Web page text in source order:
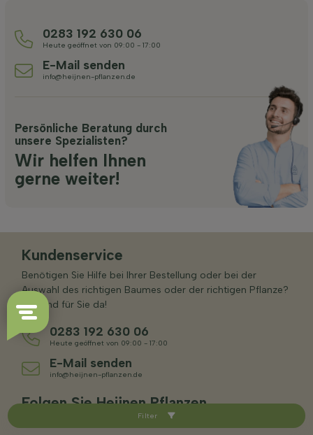
Filter
0283 192 630 06
Heute geöffnet von 09:00 - 17:00
E-Mail senden
info@heijnen-pflanzen.de
Persönliche Beratung durch
unsere Spezialisten?
Wir helfen Ihnen
gerne weiter!
Kundenservice
Benötigen Sie Hilfe bei Ihrer Bestellung oder bei der
Auswahl des richtigen Baumes oder der richtigen Pflanze?
Wir sind für Sie da!
0283 192 630 06
Heute geöffnet von 09:00 - 17:00
E-Mail senden
info@heijnen-pflanzen.de
Folgen Sie Heijnen Pflanzen
Erhalten Sie unsere neuesten Trends und Tipps.